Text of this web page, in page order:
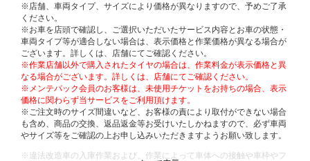
※店舗、車両タイプ、サイズにより価格が異なりますので、予めご了承
ください。
※お車を店頭で確認し、ご選択いただいたサービス内容とお車の状態・
車両タイプ等が適合しない場合は、表示価格と作業価格が異なる場合が
ございます。詳しくは、店舗にてご確認ください。
※作業店舗以外で購入されたタイヤの場合は、作業料金が表示価格と異
なる場合がございます。詳しくは、店舗にてご確認ください。
※メンテパック会員のお客様は、未使用チケットをお持ちの場合、表示
価格に関わらず当サービスをご利用頂けます。
※ご注文時のサイズ間違いなど、お客様の責により取付ができない場合
も含め、商品の交換、返品返金等お受けいたしかねますので、必ず車両
やサイズ等をご確認の上お申し込みいただきますようお願い致します。
※違法改造車の入庫作業および、作業によって車体への接触や車枠やフ